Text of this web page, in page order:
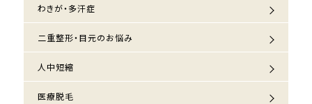
わきが・多汗症
二重整形・目元のお悩み
人中短縮
医療脱毛